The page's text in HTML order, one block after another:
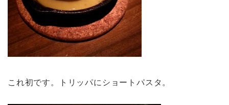
これ初です。トリッパにショートパスタ。